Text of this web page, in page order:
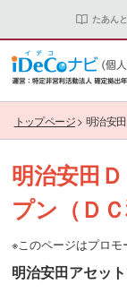
たあんと
トップページ> 明治安
明治安田
プン（ＤＣ
※このページはプロ
明治安田アセッ